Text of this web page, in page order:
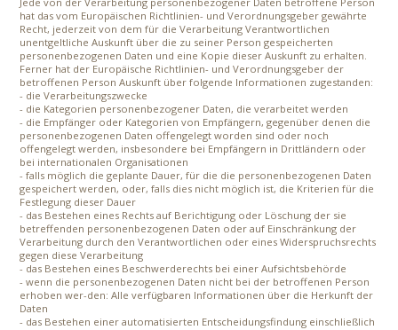
hat das vom Europäischen Richtlinien- und Verordnungsgeber gewährte
Recht, jederzeit von dem für die Verarbeitung Verantwortlichen
unentgeltliche Auskunft über die zu seiner Person gespeicherten
personenbezogenen Daten und eine Kopie dieser Auskunft zu erhalten.
Ferner hat der Europäische Richtlinien- und Verordnungsgeber der
betroffenen Person Auskunft über folgende Informationen zugestanden:
- die Verarbeitungszwecke
- die Kategorien personenbezogener Daten, die verarbeitet werden
- die Empfänger oder Kategorien von Empfängern, gegenüber denen die
personenbezogenen Daten offengelegt worden sind oder noch
offengelegt werden, insbesondere bei Empfängern in Drittländern oder
bei internationalen Organisationen
- falls möglich die geplante Dauer, für die die personenbezogenen Daten
gespeichert werden, oder, falls dies nicht möglich ist, die Kriterien für die
Festlegung dieser Dauer
- das Bestehen eines Rechts auf Berichtigung oder Löschung der sie
betreffenden personenbezogenen Daten oder auf Einschränkung der
Verarbeitung durch den Verantwortlichen oder eines Widerspruchsrechts
gegen diese Verarbeitung
- das Bestehen eines Beschwerderechts bei einer Aufsichtsbehörde
- wenn die personenbezogenen Daten nicht bei der betroffenen Person
erhoben wer-den: Alle verfügbaren Informationen über die Herkunft der
Daten
- das Bestehen einer automatisierten Entscheidungsfindung einschließlich